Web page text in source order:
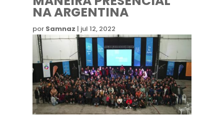
NA ARGENTINA
por Samnaz | jul 12, 2022